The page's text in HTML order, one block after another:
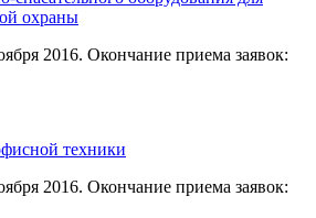
охраны
2016. Окончание приема заявок:
техники
2016. Окончание приема заявок: